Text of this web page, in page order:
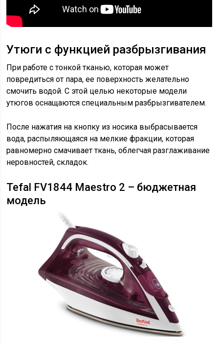
Утюги с функцией разбрызгивания
При работе с тонкой тканью, которая может
повредиться от пара, ее поверхность желательно
смочить водой. С этой целью некоторые модели
утюгов оснащаются специальным разбрызгивателем.
После нажатия на кнопку из носика выбрасывается
вода, распыляющаяся на мелкие фракции, которая
равномерно смачивает ткань, облегчая разглаживание
неровностей, складок.
Tefal FV1844 Maestro 2 – бюджетная
модель